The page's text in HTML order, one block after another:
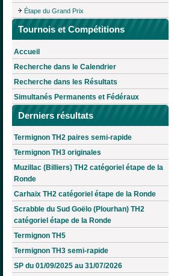
Étape du Grand Prix
Tournois et Compétitions
Accueil
Recherche dans le Calendrier
Recherche dans les Résultats
Simultanés Permanents et Fédéraux
Derniers résultats
Termignon TH2 paires semi-rapide
Termignon TH3 originales
Muzillac (Billiers) TH2 catégoriel étape de la
Ronde
Carhaix TH2 catégoriel étape de la Ronde
Scrabble du Sud Goëlo (Plourhan) TH2
catégoriel étape de la Ronde
Termignon TH5
Termignon TH3 semi-rapide
SP du 01/09/2025 au 31/07/2026